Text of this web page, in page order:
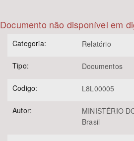
Subtema
Área de Levantamento
Área Protegida
Documento não disponível em
Categoria: Relatório
Tipo: Documentos
Codigo: L8L00005
Autor:
MINISTÉRIO
Brasil